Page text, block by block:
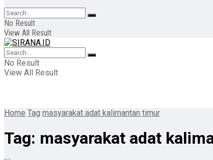
No Result
View All Result
No Result
View All Result
Home Tag masyarakat adat kalimantan timur
Tag: masyarakat adat